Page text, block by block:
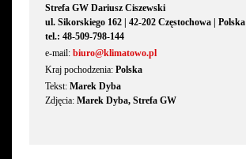
Strefa GW Dariusz Ciszewski
ul. Sikorskiego 162 | 42-202 Częstochowa | Polska
tel.: 48-509-798-144
e-mail: biuro@klimatowo.pl
Kraj pochodzenia: Polska
Tekst: Marek Dyba
Zdjęcia: Marek Dyba, Strefa GW